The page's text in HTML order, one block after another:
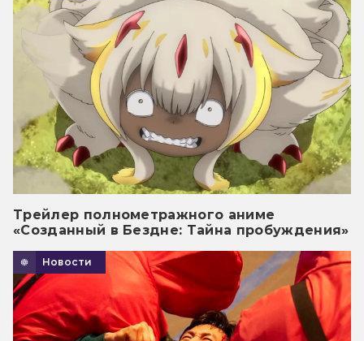
Трейлер полнометражного аниме
«Созданный в Бездне: Тайна пробуждения»
Новости